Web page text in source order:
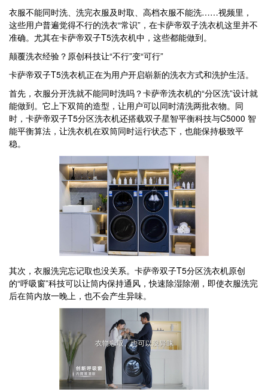
衣服不能同时洗、洗完衣服及时取、高档衣服不能洗……视频里，
这些用户普遍觉得不行的洗衣“常识”，在卡萨帝双子洗衣机这里并不
准确。尤其在卡萨帝双子T5洗衣机中，这些都能做到。
颠覆洗衣经验？原创科技让“不行”变“可行”
卡萨帝双子T5洗衣机正在为用户开启崭新的洗衣方式和洗护生活。
首先，衣服分开洗就不能同时洗吗？卡萨帝洗衣机的“分区洗”设计就
能做到。它上下双筒的造型，让用户可以同时清洗两批衣物。同
时，卡萨帝双子T5分区洗衣机还搭载双子星智平衡科技与C5000 智
能平衡算法，让洗衣机在双筒同时运行状态下，也能保持极致平
稳。
其次，衣服洗完忘记取也没关系。卡萨帝双子T5分区洗衣机原创
的“呼吸窗”科技可以让筒内保持通风，快速除湿除潮，即使衣服洗完
后在筒内放一晚上，也不会产生异味。